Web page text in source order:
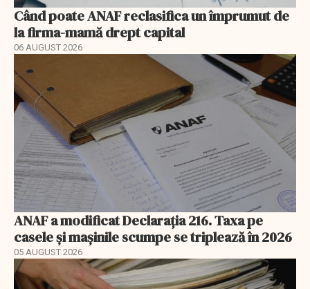
Când poate ANAF reclasifica un împrumut de
la firma-mamă drept capital
06 AUGUST 2026
ANAF a modificat Declarația 216. Taxa pe
casele și mașinile scumpe se triplează în 2026
05 AUGUST 2026